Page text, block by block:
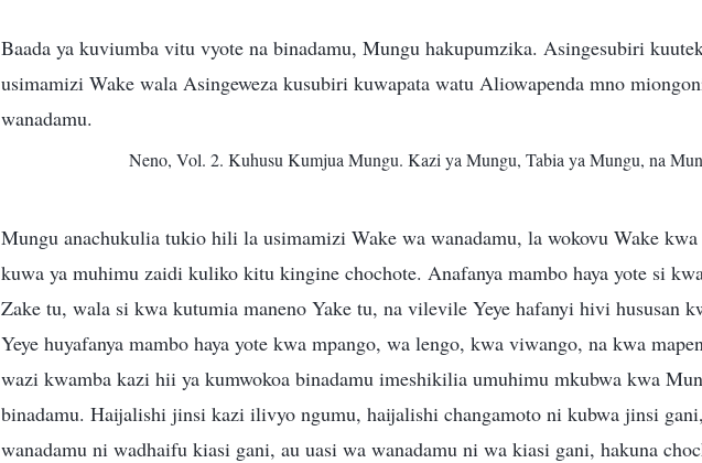
Baada ya kuviumba vitu vyote na binadamu, Mungu hakupumzika. Asingesubiri
usimamizi Wake wala Asingeweza kusubiri kuwapata watu Aliowapenda mno
wanadamu.
Neno, Vol. 2. Kuhusu Kumjua Mungu. Kazi ya Mungu, Tabia ya Mungu, na
Mungu anachukulia tukio hili la usimamizi Wake wa wanadamu, la wokovu Wake kwa
kuwa ya muhimu zaidi kuliko kitu kingine chochote. Anafanya mambo haya yote si
Zake tu, wala si kwa kutumia maneno Yake tu, na vilevile Yeye hafanyi hivi hususan
Yeye huyafanya mambo haya yote kwa mpango, wa lengo, kwa viwango, na kwa
wazi kwamba kazi hii ya kumwokoa binadamu imeshikilia umuhimu mkubwa kwa
binadamu. Haijalishi jinsi kazi ilivyo ngumu, haijalishi changamoto ni kubwa jinsi
wanadamu ni wadhaifu kiasi gani, au uasi wa wanadamu ni wa kiasi gani, hakuna